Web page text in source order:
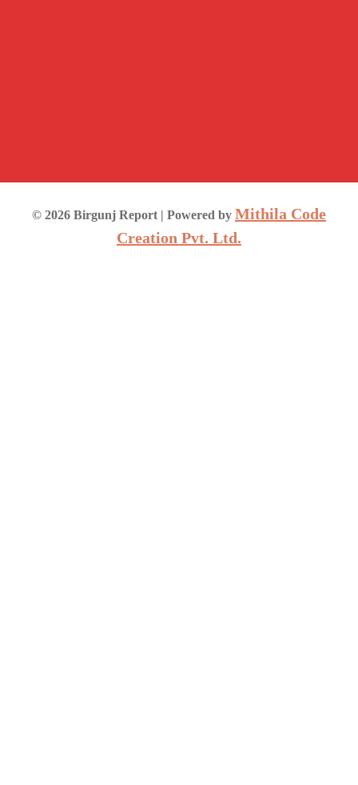
© 2026 Birgunj Report | Powered by Mithila Code
Creation Pvt. Ltd.